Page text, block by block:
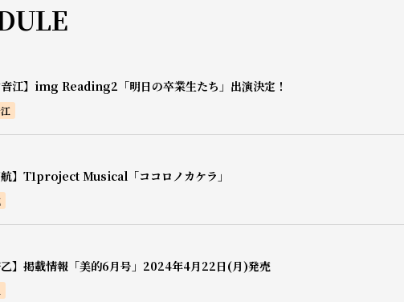
音江】img Reading2「明日の卒業生たち」出演決定！
航】T1project Musical「ココロノカケラ」
乙】掲載情報「美的6月号」2024年4月22日(月)発売